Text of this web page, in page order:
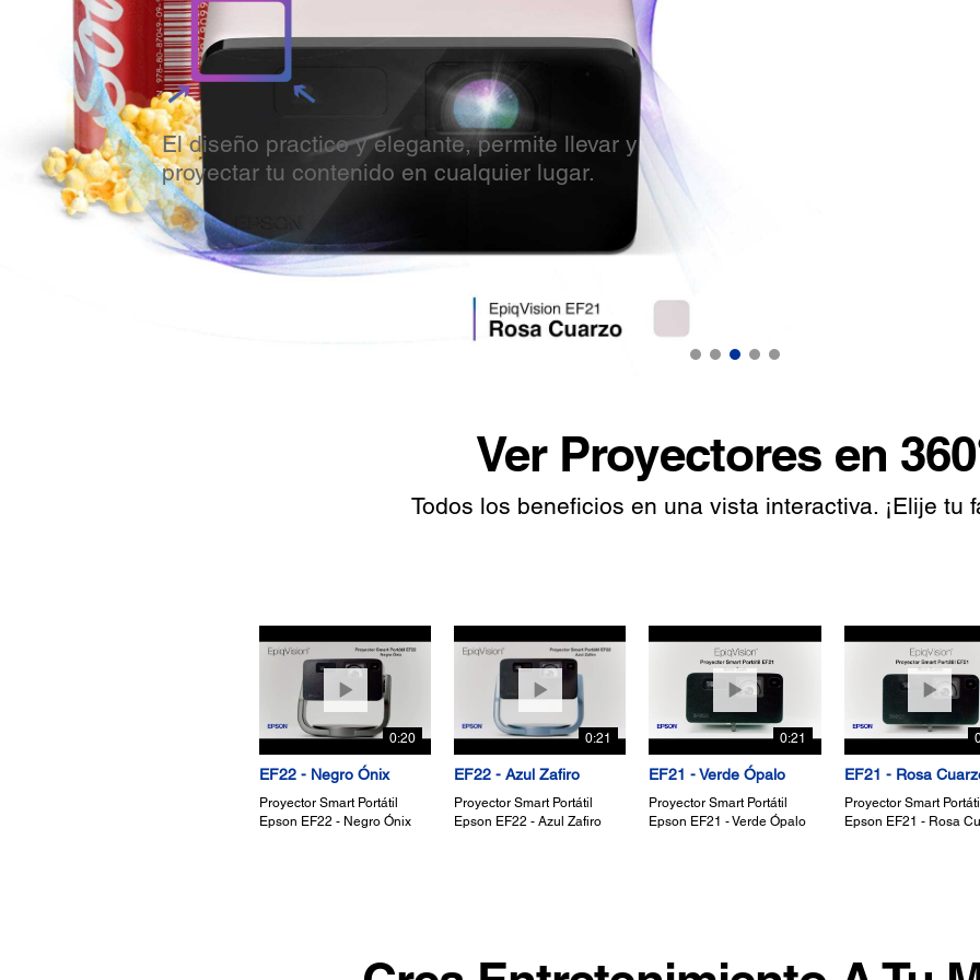
Una tecnología de proyección única que ofrece
imágenes brillantes y coloridas, con Full HD y
color HDR simplemente asombrosa.
Ver Proyectores en
Todos los beneficios en una vista interactiva. ¡Elije tu
0:20
EF22 - Negro Ónix
Proyector Smart Portátil
Epson EF22 - Negro Ónix
0:21
EF22 - Azul Zafiro
Proyector Smart Portátil
Epson EF22 - Azul Zafiro
0:21
EF21 - Verde Ópalo
Proyector Smart Portátil
Epson EF21 - Verde Ópalo
EF21 - Rosa
Proyector Smart
Epson EF21 - Rosa